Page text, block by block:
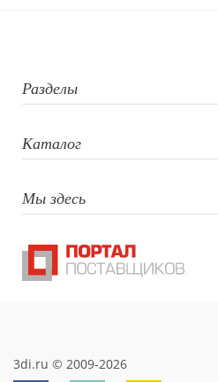
печать
круговая
лазер),
Разделы
Каталог
Мы здесь
3di.ru © 2009-2026